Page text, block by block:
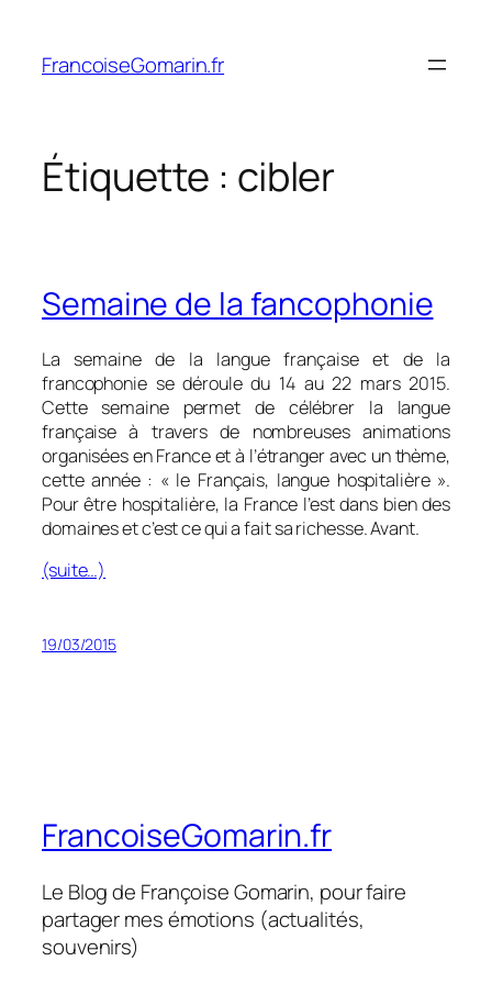
contenu
FrancoiseGomarin.fr
Étiquette : cibler
Semaine de la fancophonie
La semaine de la langue française et de la
francophonie se déroule du 14 au 22 mars 2015.
Cette semaine permet de célébrer la langue
française à travers de nombreuses animations
organisées en France et à l’étranger avec un thème,
cette année : « le Français, langue hospitalière ».
Pour être hospitalière, la France l’est dans bien des
domaines et c’est ce qui a fait sa richesse. Avant.
(suite…)
19/03/2015
FrancoiseGomarin.fr
Le Blog de Françoise Gomarin, pour faire
partager mes émotions (actualités,
souvenirs)